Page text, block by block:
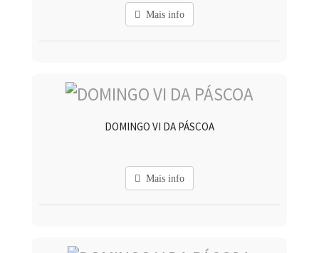
Mais info
DOMINGO VI DA PÁSCOA
Mais info